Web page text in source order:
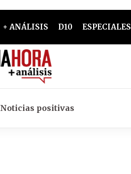
+ ANÁLISIS D10 ESPECIALES
Noticias positivas